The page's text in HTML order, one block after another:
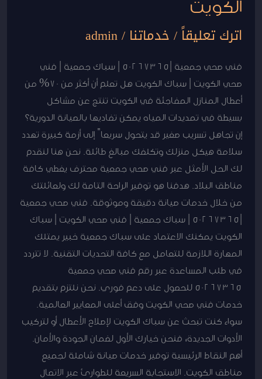
الكويت
اترك تعليقاً/خدماتنا /
admin
فني صحي جمعية |50267365 | سباك جمعية | فني
صحي الكويت | سباك الكويت هل تعلم أن أكثر من 70% من
أعطال المنازل المفاجئة في الكويت تنتج عن مشاكل
بسيطة في تمديدات المياه يمكن تفاديها بالصيانة الدورية؟
إن تجاهل تسريب صغير قد يتحول سريعاً إلى أزمة كبيرة تهدد
سلامة هيكل منزلك وتكلفك مبالغ طائلة. نحن هنا لنقدم
لك الحل الأمثل عبر فني صحي جمعية محترف يغطي كافة
مناطق البلاد. هدفنا هو توفير الراحة التامة لك ولعائلتك
من خلال خدمات صيانة دقيقة وموثوقة. فني صحي جمعية
|50267365 | سباك جمعية | فني صحي الكويت | سباك
الكويت يمكنك الاعتماد على سباك جمعية خبير يمتلك
المهارة اللازمة للتعامل مع كافة التحديات التقنية. لا تتردد
في طلب المساعدة عبر رقم فني صحي جمعية
50267365 للحصول على دعم فوري. نحن نلتزم بتقديم
خدمات فني صحي الكويت وفق أعلى المعايير العالمية.
سواء كنت تبحث عن سباك الكويت لإصلاح الأعطال أو لتركيب
الأدوات الجديدة، فنحن خيارك الأول لضمان الجودة والأمان.
أهم النقاط الرئيسية توفير خدمات صيانة شاملة لجميع
مناطق الكويت. الاستجابة السريعة للطوارئ عبر الاتصال